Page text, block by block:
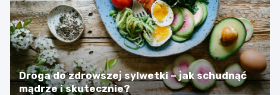
Droga do zdrowszej sylwetki – jak schudnąć
mądrze i skutecznie?